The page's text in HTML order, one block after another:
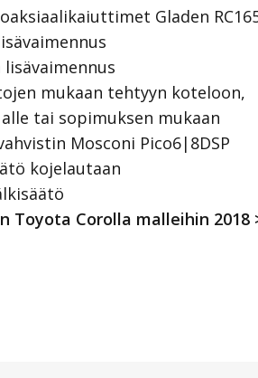
Gladen
mukaan tehtyyn koteloon,
tai sopimuksen mukaan
Mosconi Pico6|8DSP
kojelautaan
Toyota Corolla malleihin 2018